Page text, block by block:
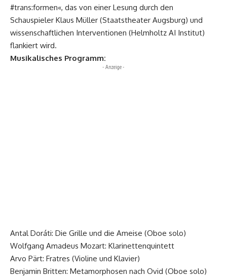
#trans:formen«, das von einer Lesung durch den
Schauspieler Klaus Müller (Staatstheater Augsburg) und
wissenschaftlichen Interventionen (Helmholtz AI Institut)
flankiert wird.
Musikalisches Programm:
- Anzeige -
Antal Doráti: Die Grille und die Ameise (Oboe solo)
Wolfgang Amadeus Mozart: Klarinettenquintett
Arvo Pärt: Fratres (Violine und Klavier)
Benjamin Britten: Metamorphosen nach Ovid (Oboe solo)